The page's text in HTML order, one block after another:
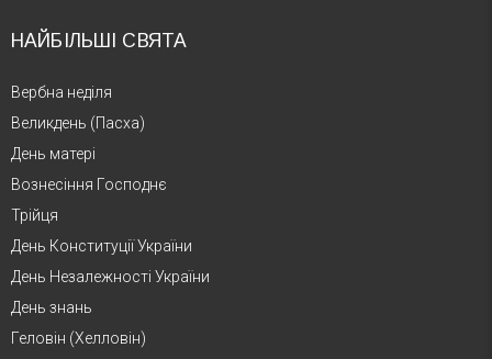
НАЙБІЛЬШІ СВЯТА
Вербна неділя
Великдень (Пасха)
День матері
Вознесіння Господнє
Трійця
День Конституції України
День Незалежності України
День знань
Геловін (Хелловін)